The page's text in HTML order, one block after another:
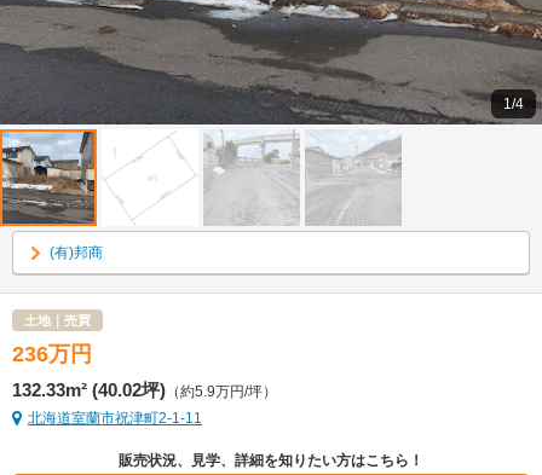
1/4
(有)邦商
土地｜売買
236万 円
132.33m² (40.02坪) （約5.9万円/坪）
北海道室蘭市祝津町2-1-11
販売状況、見学、詳細を知りたい方はこちら！